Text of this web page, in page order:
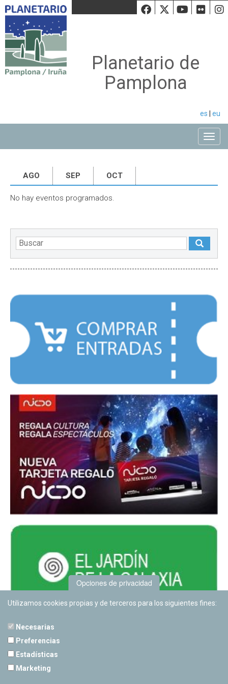
Facebook
Twiiter
Planetario de
Pamplona
es eu
AGO SEP OCT
No hay eventos programados.
Opciones de privacidad
Utilizamos cookies propias y de terceros para los siguientes fines:
Necesarias
Preferencias
Estadísticas
Marketing